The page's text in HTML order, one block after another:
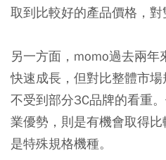
取到比較好的產品價格，對
另一方面，momo過去兩年
快速成長，但對比整體市
不受到部分3C品牌的看重
業優勢，則是有機會取得
是特殊規格機種。